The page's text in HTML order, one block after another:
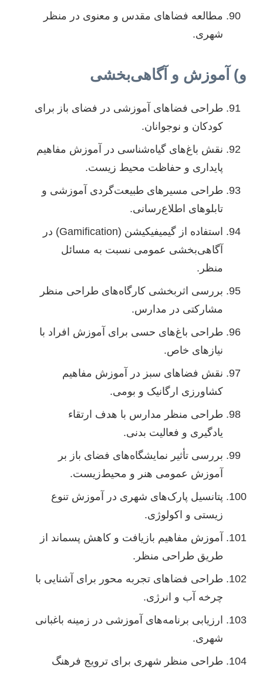
مطالعه فضاهای مقدس و معنوی در منظر
شهری.
و) آموزش و آگاهی‌بخشی
طراحی فضاهای آموزشی در فضای باز برای
کودکان و نوجوانان.
نقش باغ‌های گیاه‌شناسی در آموزش مفاهیم
پایداری و حفاظت محیط زیست.
طراحی مسیرهای طبیعت‌گردی آموزشی و
تابلوهای اطلاع‌رسانی.
استفاده از گیمیفیکیشن (Gamification) در
آگاهی‌بخشی عمومی نسبت به مسائل
منظر.
بررسی اثربخشی کارگاه‌های طراحی منظر
مشارکتی در مدارس.
طراحی باغ‌های حسی برای آموزش افراد با
نیازهای خاص.
نقش فضاهای سبز در آموزش مفاهیم
کشاورزی ارگانیک و بومی.
طراحی منظر مدارس با هدف ارتقاء
یادگیری و فعالیت بدنی.
بررسی تأثیر نمایشگاه‌های فضای باز بر
آموزش عمومی هنر و محیط‌زیست.
پتانسیل پارک‌های شهری در آموزش تنوع
زیستی و اکولوژی.
آموزش مفاهیم بازیافت و کاهش پسماند از
طریق طراحی منظر.
طراحی فضاهای تجربه محور برای آشنایی با
چرخه آب و انرژی.
ارزیابی برنامه‌های آموزشی در زمینه باغبانی
شهری.
طراحی منظر شهری برای ترویج فرهنگ